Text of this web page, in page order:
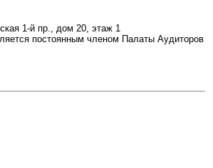
1-й пр., дом 20, этаж 1
постоянным членом Палаты Аудиторов